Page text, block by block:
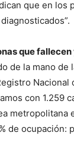
que en los
que
de la mano de
Nacional
con 1.259
metropolitana
de ocupación: